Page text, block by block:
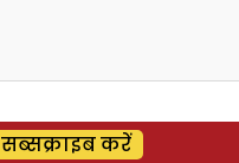
सब्सक्राइब करें